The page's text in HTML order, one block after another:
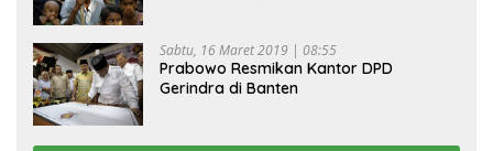
Sabtu, 16 Maret 2019 | 08:55
Prabowo Resmikan Kantor DPD
Gerindra di Banten